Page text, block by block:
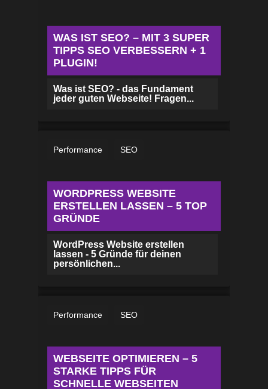
WAS IST SEO? – MIT 3 SUPER
TIPPS SEO VERBESSERN + 1
PLUGIN!
Was ist SEO? - das Fundament
jeder guten Webseite! Fragen...
Performance SEO
WORDPRESS WEBSITE
ERSTELLEN LASSEN – 5 TOP
GRÜNDE
WordPress Website erstellen
lassen - 5 Gründe für deinen
persönlichen...
Performance SEO
WEBSEITE OPTIMIEREN – 5
STARKE TIPPS FÜR
SCHNELLE WEBSEITEN